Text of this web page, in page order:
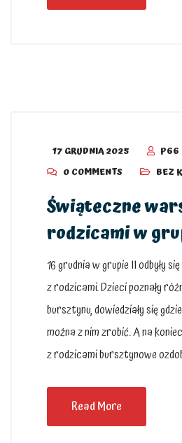
17 GRUDNIA 2025
P66
0 COMMENTS
BEZ
Świąteczne
rodzicami w
16 grudnia w grupie II odbyły
z rodzicami. Dzieci poznały
bursztynu, dowiedziały się
można z nim zrobić. A na
z rodzicami bursztynowe
Read More